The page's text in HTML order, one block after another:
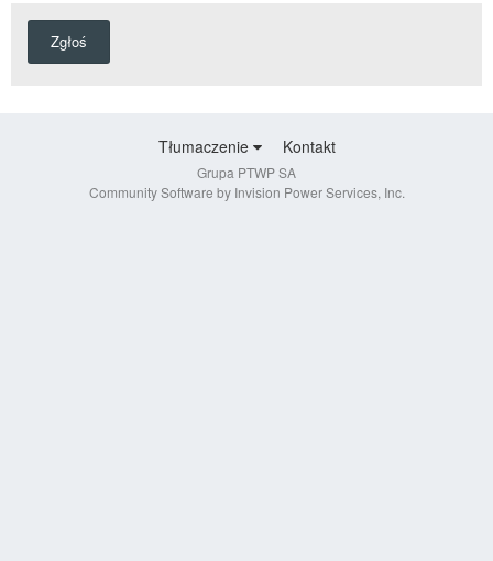
Zgłoś
Tłumaczenie Kontakt
Grupa PTWP SA
Community Software by Invision Power Services, Inc.